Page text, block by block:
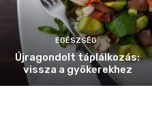
EGÉSZSÉG
Újragondolt táplálkozás:
vissza a gyökerekhez